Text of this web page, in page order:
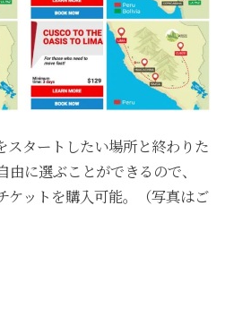
スタートしたい場所と終わりた
に選ぶことができるので、
ケットを購入可能。（写真はご